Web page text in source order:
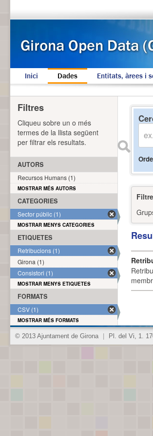
Inici Dades Entitats, àrees i
Filtres
Cliqueu sobre un o més
termes de la llista següent
per filtrar els resultats.
AUTORS
Recursos Humans (1)
MOSTRAR MÉS AUTORS
CATEGORIES
Sector públic (1)
MOSTRAR MENYS CATEGORIES
ETIQUETES
Retribucions (1)
Girona (1)
Consistori (1)
MOSTRAR MENYS ETIQUETES
FORMATS
CSV (1)
MOSTRAR MÉS FORMATS
© 2013 Ajuntament de Girona Pl. del Vi, 1.